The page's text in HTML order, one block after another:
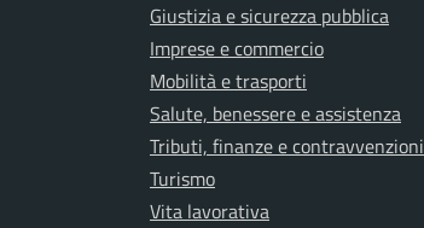
Giustizia e sicurezza pubblica
Imprese e commercio
Mobilità e trasporti
Salute, benessere e assistenza
Tributi, finanze e contravvenzioni
Turismo
Vita lavorativa